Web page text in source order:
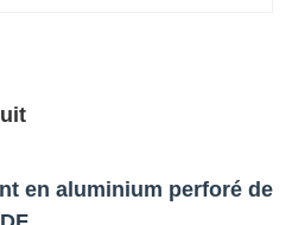
en aluminium perforé de